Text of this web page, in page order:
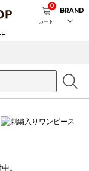
カート
0
BRAND
。